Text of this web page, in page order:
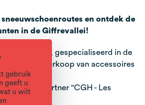
en ontdek de
in de Giffrevallei!
Sport 2000, gespecialiseerd in de
en de verkoop van accessoires
van onze partner "CGH - Les
gebruik
geeft u
u wilt